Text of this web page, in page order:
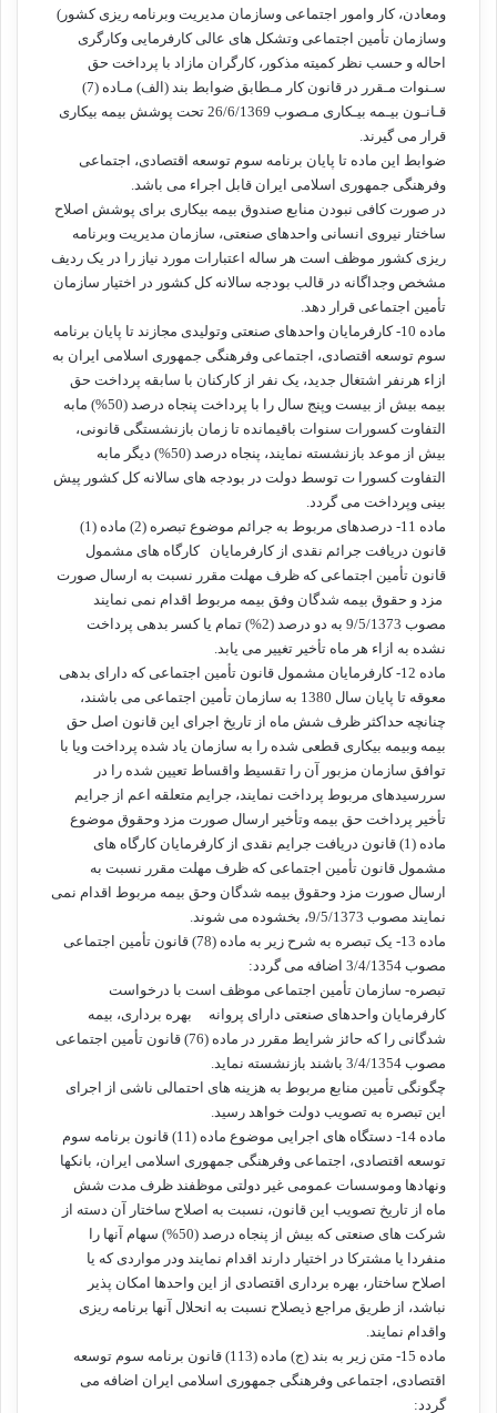
ومعادن، کار وامور اجتماعی وسازمان مدیریت وبرنامه ریزی کشور)
وسازمان تأمین اجتماعی وتشکل های عالی کارفرمایی وکارگری
احاله و حسب نظر کمیته مذکور، کارگران مازاد با پرداخت حق
سـنوات مـقرر در قانون کار مـطابق ضوابط بند (الف) مـاده (7)
قـانـون بیـمه بیـکاری مـصوب 26/6/1369 تحت پوشش بیمه بیکاری
قرار می گیرند.
ضوابط این ماده تا پایان برنامه سوم توسعه اقتصادی، اجتماعی
وفرهنگی جمهوری اسلامی ایران قابل اجراء می باشد.
در صورت کافی نبودن منابع صندوق بیمه بیکاری برای پوشش اصلاح
ساختار نیروی انسانی واحدهای صنعتی، سازمان مدیریت وبرنامه
ریزی کشور موظف است هر ساله اعتبارات مورد نیاز را در یک ردیف
مشخص وجداگانه در قالب بودجه سالانه کل کشور در اختیار سازمان
تأمین اجتماعی قرار دهد.
ماده 10- کارفرمایان واحدهای صنعتی وتولیدی مجازند تا پایان برنامه
سوم توسعه اقتصادی، اجتماعی وفرهنگی جمهوری اسلامی ایران به
ازاء هرنفر اشتغال جدید، یک نفر از کارکنان با سابقه پرداخت حق
بیمه بیش از بیست وپنج سال را با پرداخت پنجاه درصد (50%) مابه
التفاوت کسورات سنوات باقیمانده تا زمان بازنشستگی قانونی،
بیش از موعد بازنشسته نمایند، پنجاه درصد (50%) دیگر مابه
التفاوت کسورا ت توسط دولت در بودجه های سالانه کل کشور پیش
بینی وپرداخت می گردد.
ماده 11- درصدهای مربوط به جرائم موضوع تبصره (2) ماده (1)
قانون دریافت جرائم نقدی از کارفرمایان کارگاه های مشمول
قانون تأمین اجتماعی که ظرف مهلت مقرر نسبت به ارسال صورت
مزد و حقوق بیمه شدگان وفق بیمه مربوط اقدام نمی نمایند
مصوب 9/5/1373 به دو درصد (2%) تمام یا کسر بدهی پرداخت
نشده به ازاء هر ماه تأخیر تغییر می یابد.
ماده 12- کارفرمایان مشمول قانون تأمین اجتماعی که دارای بدهی
معوقه تا پایان سال 1380 به سازمان تأمین اجتماعی می باشند،
چنانچه حداکثر ظرف شش ماه از تاریخ اجرای این قانون اصل حق
بیمه وبیمه بیکاری قطعی شده را به سازمان یاد شده پرداخت ویا با
توافق سازمان مزبور آن را تقسیط واقساط تعیین شده را در
سررسیدهای مربوط پرداخت نمایند، جرایم متعلقه اعم از جرایم
تأخیر پرداخت حق بیمه وتأخیر ارسال صورت مزد وحقوق موضوع
ماده (1) قانون دریافت جرایم نقدی از کارفرمایان کارگاه های
مشمول قانون تأمین اجتماعی که ظرف مهلت مقرر نسبت به
ارسال صورت مزد وحقوق بیمه شدگان وحق بیمه مربوط اقدام نمی
نمایند مصوب 9/5/1373، بخشوده می شوند.
ماده 13- یک تبصره به شرح زیر به ماده (78) قانون تأمین اجتماعی
مصوب 3/4/1354 اضافه می گردد:
تبصره- سازمان تأمین اجتماعی موظف است با درخواست
کارفرمایان واحدهای صنعتی دارای پروانه بهره برداری، بیمه
شدگانی را که حائز شرایط مقرر در ماده (76) قانون تأمین اجتماعی
مصوب 3/4/1354 باشند بازنشسته نماید.
چگونگی تأمین منابع مربوط به هزینه های احتمالی ناشی از اجرای
این تبصره به تصویب دولت خواهد رسید.
ماده 14- دستگاه های اجرایی موضوع ماده (11) قانون برنامه سوم
توسعه اقتصادی، اجتماعی وفرهنگی جمهوری اسلامی ایران، بانکها
ونهادها وموسسات عمومی غیر دولتی موظفند ظرف مدت شش
ماه از تاریخ تصویب این قانون، نسبت به اصلاح ساختار آن دسته از
شرکت های صنعتی که بیش از پنجاه درصد (50%) سهام آنها را
منفردا یا مشترکا در اختیار دارند اقدام نمایند ودر مواردی که یا
اصلاح ساختار، بهره برداری اقتصادی از این واحدها امکان پذیر
نباشد، از طریق مراجع ذیصلاح نسبت به انحلال آنها برنامه ریزی
واقدام نمایند.
ماده 15- متن زیر به بند (ج) ماده (113) قانون برنامه سوم توسعه
اقتصادی، اجتماعی وفرهنگی جمهوری اسلامی ایران اضافه می
گردد: